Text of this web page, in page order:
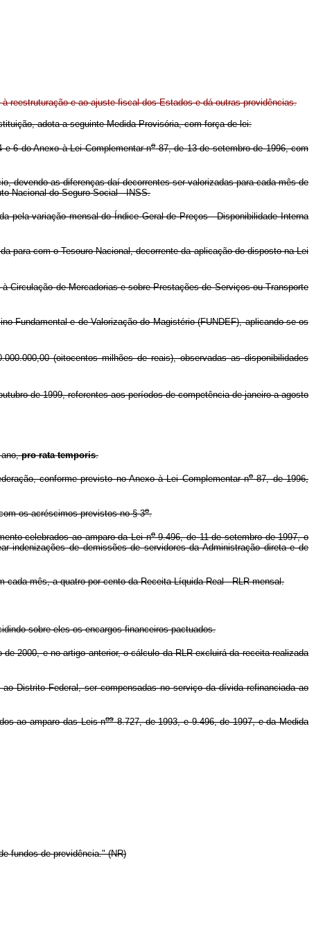
reestruturação e ao ajuste fiscal dos Estados e dá outras providências.
adota a seguinte Medida Provisória, com força de lei:
6 do Anexo à Lei Complementar no87, de 13 de setembro de 1996, com
devendo as diferenças daí decorrentes ser valorizadas para cada mês de
Nacional do Seguro Social - INSS.
variação mensal do Índice Geral de Preços - Disponibilidade Interna
para com o Tesouro Nacional, decorrente da aplicação do disposto na Lei
Circulação de Mercadorias e sobre Prestações de Serviços ou Transporte
Fundamental e de Valorização do Magistério (FUNDEF), aplicando-se os
(oitocentos milhões de reais), observadas as disponibilidades
de 1999, referentes aos períodos de competência de janeiro a agosto
ano,pro rata temporis.
conforme previsto no Anexo à Lei Complementar no87, de 1996,
os acréscimos previstos no § 3o.
celebrados ao amparo da Lei no9.496, de 11 de setembro de 1997, o
indenizações de demissões de servidores da Administração direta e de
mês, a quatro por cento da Receita Líquida Real - RLR mensal.
sobre eles os encargos financeiros pactuados.
2000, e no artigo anterior, o cálculo da RLR excluirá da receita realizada
Distrito Federal, ser compensadas no serviço da dívida refinanciada ao
ao amparo das Leis nos8.727, de 1993, e 9.496, de 1997, e da Medida
fundos de previdência." (NR)